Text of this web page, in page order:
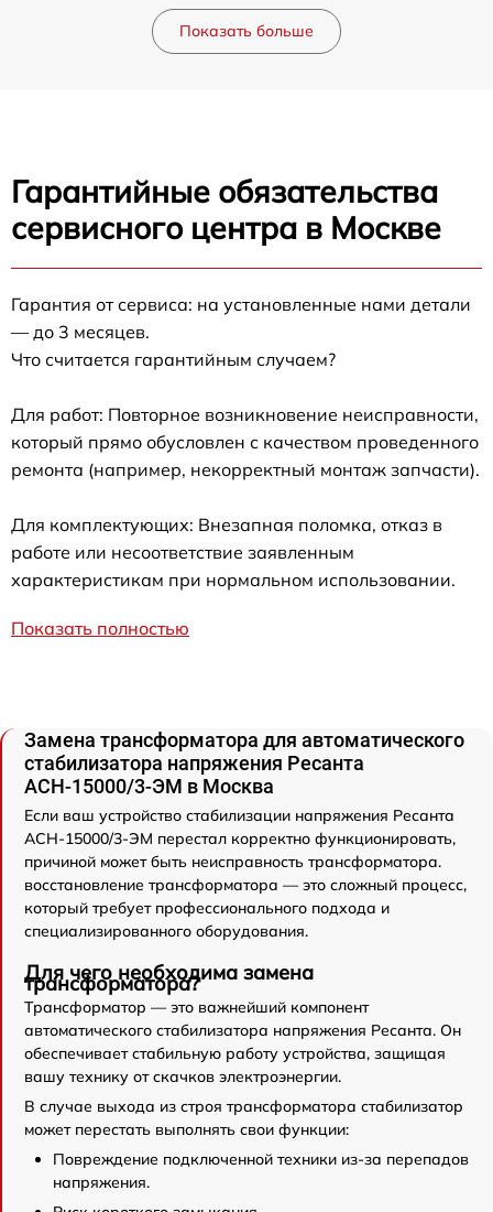
Показать больше
Гарантийные обязательства
сервисного центра в Москве
Гарантия от сервиса: на установленные нами детали
— до 3 месяцев.
Что считается гарантийным случаем?
Для работ: Повторное возникновение неисправности,
который прямо обусловлен с качеством проведенного
ремонта (например, некорректный монтаж запчасти).
Для комплектующих: Внезапная поломка, отказ в
работе или несоответствие заявленным
характеристикам при нормальном использовании.
Показать полностью
Замена трансформатора для автоматического
стабилизатора напряжения Ресанта
АСН-15000/3-ЭМ в Москва
Если ваш устройство стабилизации напряжения Ресанта
АСН-15000/3-ЭМ перестал корректно функционировать,
причиной может быть неисправность трансформатора.
восстановление трансформатора — это сложный процесс,
который требует профессионального подхода и
специализированного оборудования.
Для чего необходима замена
трансформатора?
Трансформатор — это важнейший компонент
автоматического стабилизатора напряжения Ресанта. Он
обеспечивает стабильную работу устройства, защищая
вашу технику от скачков электроэнергии.
В случае выхода из строя трансформатора стабилизатор
может перестать выполнять свои функции:
Повреждение подключенной техники из-за перепадов
напряжения.